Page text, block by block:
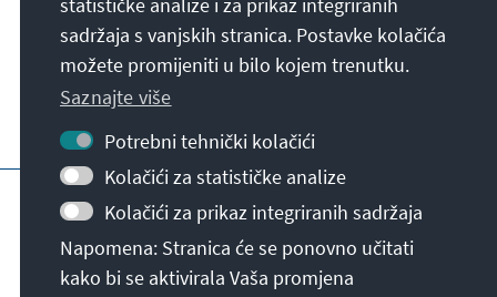
Kontakt
Posjetite također
Početna stranica KAS-a
Zaštita podataka
Uvjeti korištenja
Declaration on accessibility
prijavna prepreka
© Konrad-Adenauer-Stiftung e.V. 2026
sadržaja s vanjskih stranica. Postavke kolačića
možete promijeniti u bilo kojem trenutku.
Saznajte više
Potrebni tehnički kolačići
Kolačići za statističke analize
Kolačići za prikaz integriranih sadržaja
Napomena: Stranica će se ponovno učitati
kako bi se aktivirala Vaša promjena